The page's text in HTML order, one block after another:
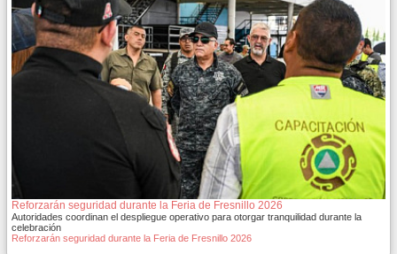
Reforzarán seguridad durante la Feria de Fresnillo 2026
Autoridades coordinan el despliegue operativo para otorgar tranquilidad durante la
celebración
Reforzarán seguridad durante la Feria de Fresnillo 2026